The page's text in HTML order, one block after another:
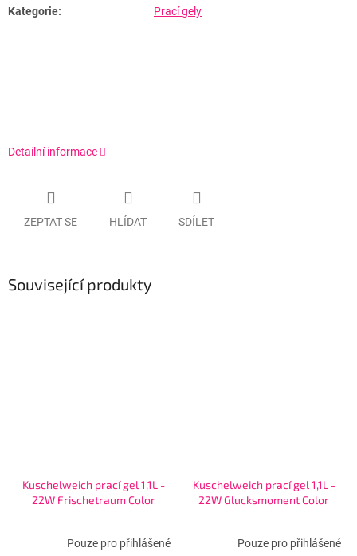
Kategorie:
Prací gely
Detailní informace
ZEPTAT SE HLÍDAT SDÍLET
Související produkty
Kuschelweich prací gel 1,1L -
22W Frischetraum Color
Pouze pro přihlášené
Kuschelweich prací gel 1,1L -
22W Glucksmoment Color
Pouze pro přihlášené